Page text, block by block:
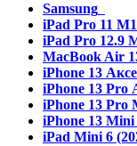
Samsung
iPad Pro 11
iPad Pro 12.9
MacBook Air
iPhone 13
iPhone 13 Pro
iPhone 13 Pro
iPhone 13
iPad Mini 6